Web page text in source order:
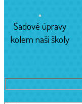
Sadové úpravy
kolem naší školy